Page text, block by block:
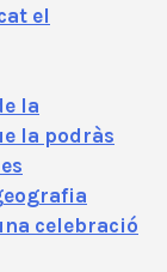
el
la
la podràs
celebració